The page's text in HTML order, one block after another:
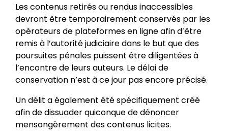
Les contenus retirés ou rendus inaccessibles
devront être temporairement conservés par les
opérateurs de plateformes en ligne afin d’être
remis à l’autorité judiciaire dans le but que des
poursuites pénales puissent être diligentées à
l’encontre de leurs auteurs. Le délai de
conservation n’est à ce jour pas encore précisé.
Un délit a également été spécifiquement créé
afin de dissuader quiconque de dénoncer
mensongèrement des contenus licites.